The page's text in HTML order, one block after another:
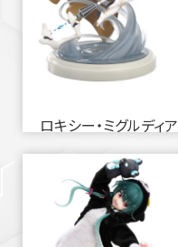
ロキシー・ミグルディア